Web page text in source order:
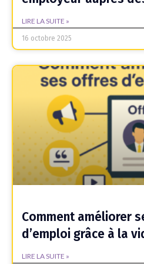
LIRE LA SUITE »
16 octobre 2025
Comment améliorer
d’emploi grâce à la
LIRE LA SUITE »